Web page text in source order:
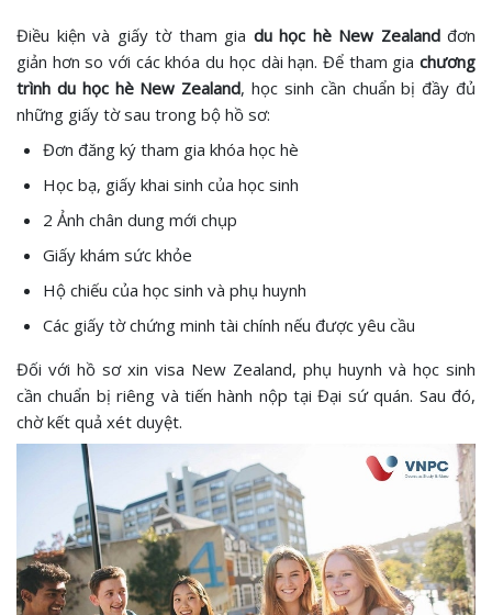
Điều kiện và giấy tờ tham gia du học hè New Zealand đơn
giản hơn so với các khóa du học dài hạn. Để tham gia chương
trình du học hè New Zealand, học sinh cần chuẩn bị đầy đủ
những giấy tờ sau trong bộ hồ sơ:
Đơn đăng ký tham gia khóa học hè
Học bạ, giấy khai sinh của học sinh
2 Ảnh chân dung mới chụp
Giấy khám sức khỏe
Hộ chiếu của học sinh và phụ huynh
Các giấy tờ chứng minh tài chính nếu được yêu cầu
Đối với hồ sơ xin visa New Zealand, phụ huynh và học sinh
cần chuẩn bị riêng và tiến hành nộp tại Đại sứ quán. Sau đó,
chờ kết quả xét duyệt.